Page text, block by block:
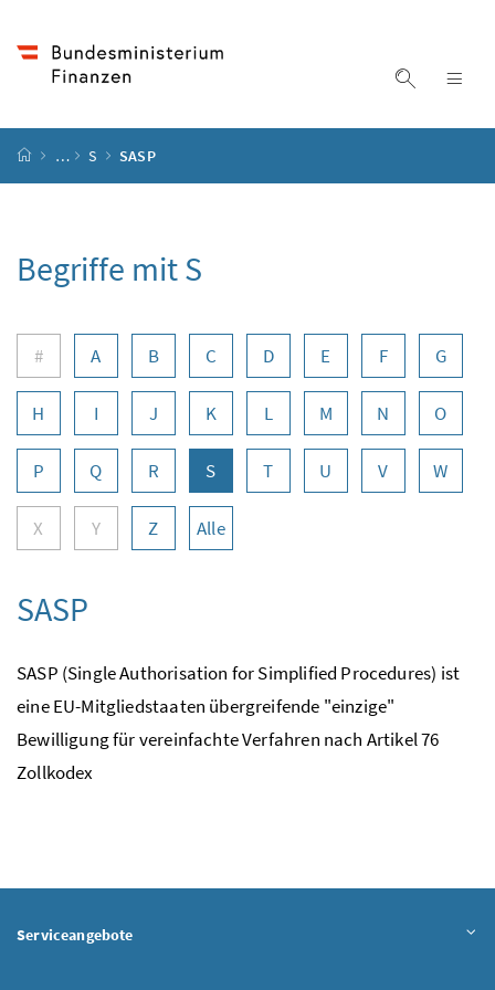
Suche
Startseite
… S SASP
Begriffe mit S
Buchstabennavigation
# A B C D E F G
H I J K L M N O
P Q R S T U V W
X Y Z Alle
SASP
SASP (Single Authorisation for Simplified Procedures) ist
eine EU-Mitgliedstaaten übergreifende "einzige"
Bewilligung für vereinfachte Verfahren nach Artikel 76
Zollkodex
Serviceangebote